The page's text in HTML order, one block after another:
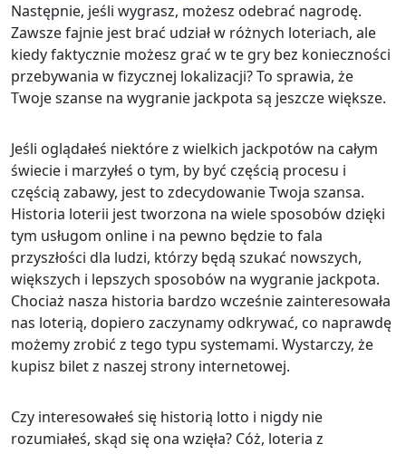
Następnie, jeśli wygrasz, możesz odebrać nagrodę.
Zawsze fajnie jest brać udział w różnych loteriach, ale
kiedy faktycznie możesz grać w te gry bez konieczności
przebywania w fizycznej lokalizacji? To sprawia, że ​​
Twoje szanse na wygranie jackpota są jeszcze większe.
Jeśli oglądałeś niektóre z wielkich jackpotów na całym
świecie i marzyłeś o tym, by być częścią procesu i
częścią zabawy, jest to zdecydowanie Twoja szansa.
Historia loterii jest tworzona na wiele sposobów dzięki
tym usługom online i na pewno będzie to fala
przyszłości dla ludzi, którzy będą szukać nowszych,
większych i lepszych sposobów na wygranie jackpota.
Chociaż nasza historia bardzo wcześnie zainteresowała
nas loterią, dopiero zaczynamy odkrywać, co naprawdę
możemy zrobić z tego typu systemami. Wystarczy, że
kupisz bilet z naszej strony internetowej.
Czy interesowałeś się historią lotto i nigdy nie
rozumiałeś, skąd się ona wzięła? Cóż, loteria z